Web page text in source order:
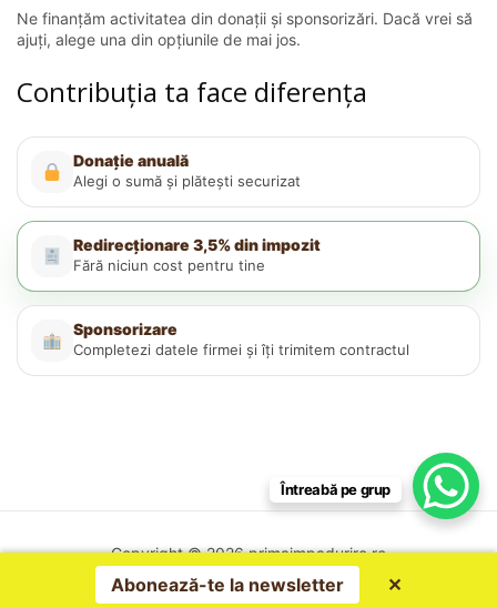
Ne finanțăm activitatea din donații și sponsorizări. Dacă vrei să
ajuți, alege una din opțiunile de mai jos.
Contribuția ta face diferența
Donație anuală
Alegi o sumă și plătești securizat
Redirecționare 3,5% din impozit
Fără niciun cost pentru tine
Sponsorizare
Completezi datele firmei și îți trimitem contractul
Copyright © 2026 primaimpadurire.ro
Politica de confidențialitate
Abonează-te la newsletter ✕
Întreabă pe grup